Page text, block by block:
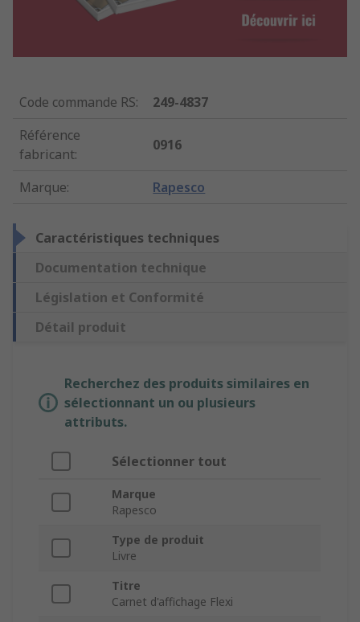
Code commande RS:
249-4837
Référence
fabricant:
0916
Marque: Rapesco
Caractéristiques techniques
Documentation technique
Législation et Conformité
Détail produit
Recherchez des produits similaires en
sélectionnant un ou plusieurs
attributs.
Sélectionner tout
Marque
Rapesco
Type de produit
Livre
Titre
Carnet d'affichage Flexi